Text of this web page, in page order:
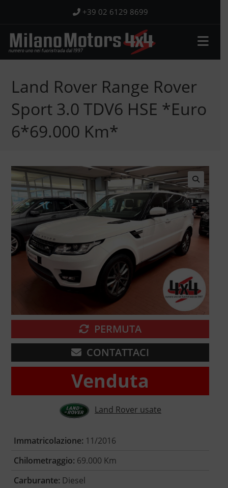
contenuto
+39 02 6129 8699
Land Rover Range Rover
Sport 3.0 TDV6 HSE *Euro
6*69.000 Km*
🔍
PERMUTA
CONTATTACI
Venduta
Land Rover usate
Immatricolazione: 11/2016
Chilometraggio: 69.000 Km
Carburante: Diesel